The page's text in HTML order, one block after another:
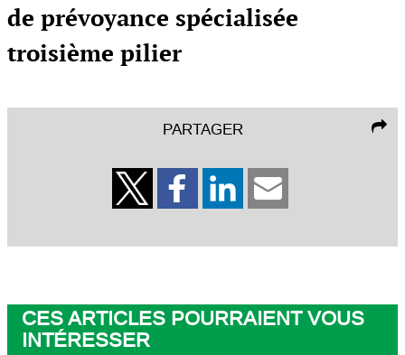
de prévoyance spécialisée
troisième pilier
PARTAGER
CES ARTICLES POURRAIENT VOUS
INTÉRESSER